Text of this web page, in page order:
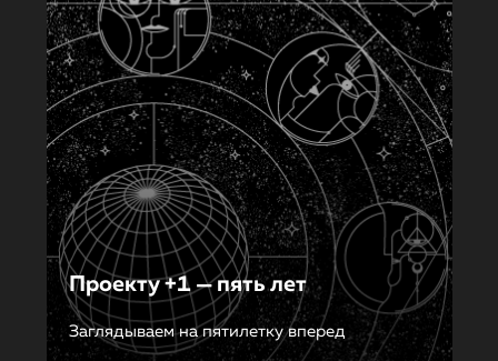
Проекту +1 — пять лет
Заглядываем на пятилетку вперед